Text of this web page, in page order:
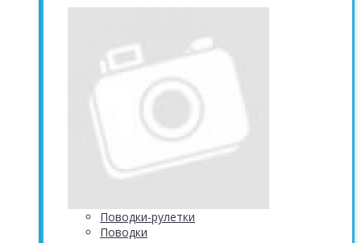
Поводки-рулетки
Поводки